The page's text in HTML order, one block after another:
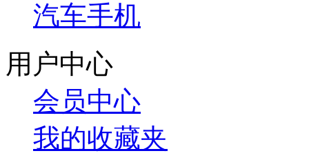
汽车手机
用户中心
会员中心
我的收藏夹